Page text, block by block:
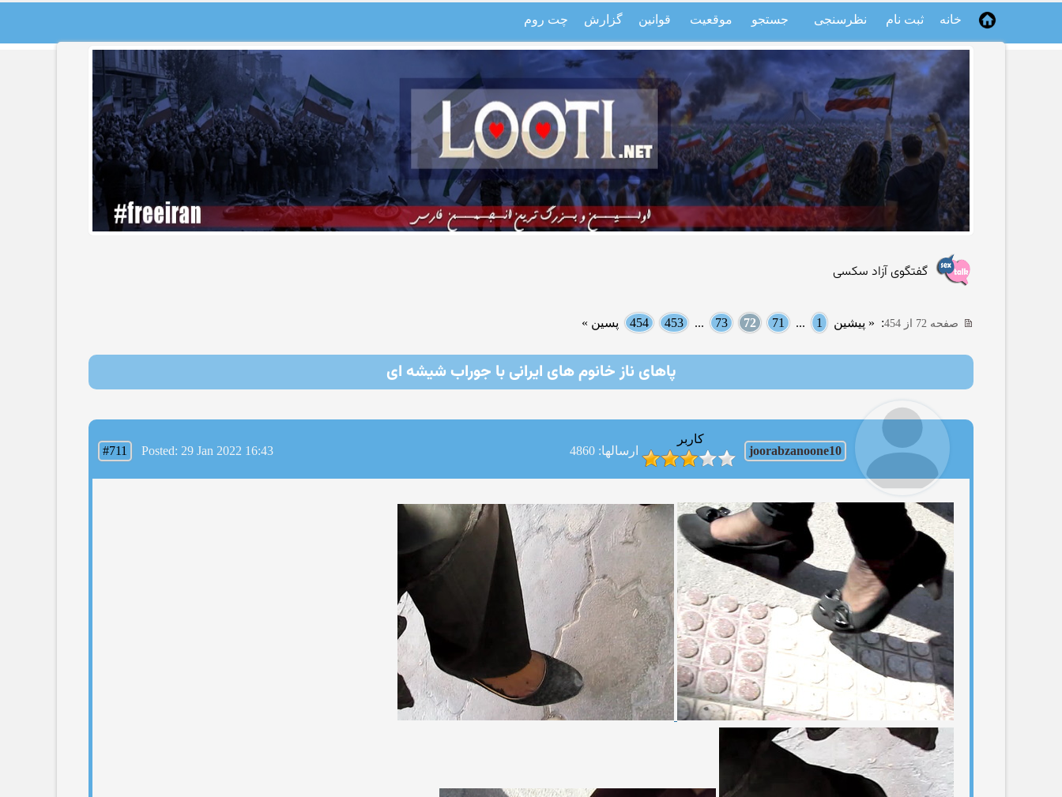
خانه ثبت نام نظرسنجی جستجو موقعیت قوانین گزارش چت روم
گفتگوی آزاد سکسی
صفحه 72 از 454 : « پیشین 1
...
71
72
73
...
453
454 پسین »
پاهای ناز خانوم های ایرانی با جوراب شیشه ای
joorabzanoone10
کاربر
ارسالها: 4860
#711 Posted: 29 Jan 2022 16:43